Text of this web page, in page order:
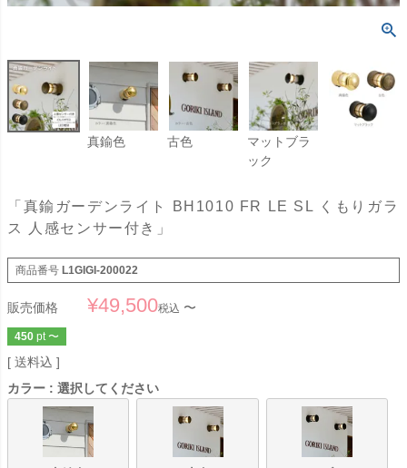
真鍮色 古色
マットブラ
ック
「真鍮ガーデンライト BH1010 FR LE SL くもりガラ
ス 人感センサー付き」
商品番号 L1GIGI-200022
販売価格 ¥49,500税込 〜
450 pt 〜
送料込
カラー
選択してください